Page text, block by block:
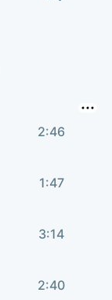
2:46
1:47
3:14
2:40